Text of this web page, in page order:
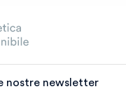
nostre newsletter